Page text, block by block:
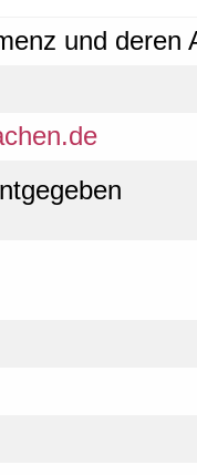
und deren